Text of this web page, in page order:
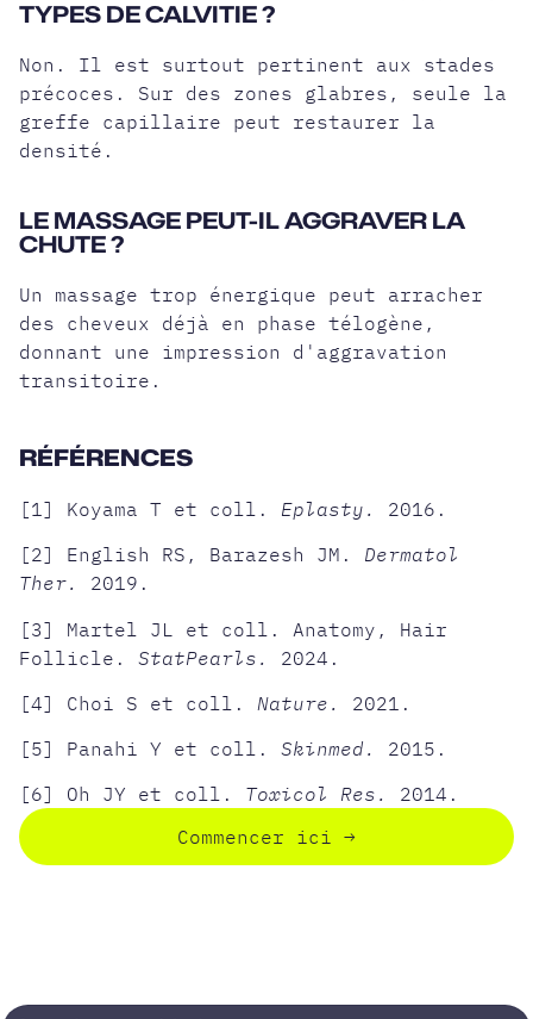
TYPES DE CALVITIE ?
Non. Il est surtout pertinent aux stades
précoces. Sur des zones glabres, seule la
greffe capillaire peut restaurer la
densité.
LE MASSAGE PEUT-IL AGGRAVER LA
CHUTE ?
Un massage trop énergique peut arracher
des cheveux déjà en phase télogène,
donnant une impression d'aggravation
transitoire.
RÉFÉRENCES
[1] Koyama T et coll. Eplasty.
2016.
[2] English RS, Barazesh JM. Dermatol
Ther.
2019.
[3] Martel JL et coll. Anatomy, Hair
Follicle.StatPearls.
2024.
[4] Choi S et coll. Nature.
2021.
[5] Panahi Y et coll.Skinmed.
2015.
[6] Oh JY et coll. Toxicol Res.
2014.
Commencer ici
→